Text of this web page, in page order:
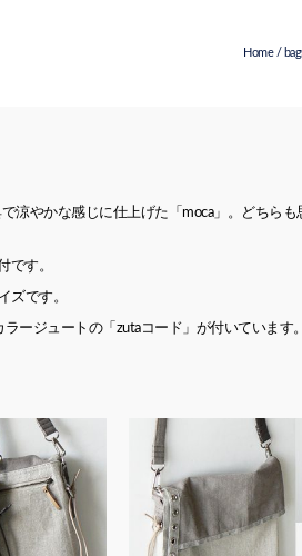
Home/
やかな感じに仕上げた「moca」。どちらも
です。
ズです。
ージュートの「zutaコード」が付いています。